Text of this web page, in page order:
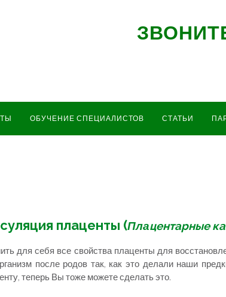
ОБУЧЕНИЕ СПЕЦИАЛИСТОВ СТАТЬИ
плаценты (Плацентарные
для себя все свойства плаценты для
после родов так, как это делали наши
теперь Вы тоже можете сделать это.